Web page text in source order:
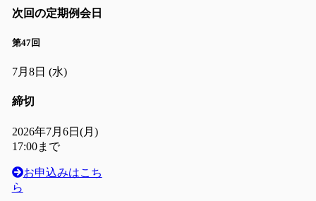
次回の定期例会日
第47回
7月8日 (水)
締切
2026年7月6日(月)
17:00まで
お申込みはこち
ら